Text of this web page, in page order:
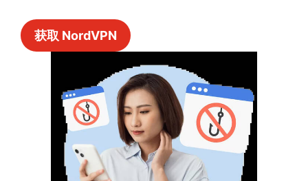
获取 NordVPN